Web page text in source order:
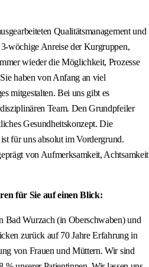
Qualitätsmanagement und
wöchige Anreise der Kurgruppen,
wieder die Möglichkeit, Prozesse
haben von Anfang an viel
mitgestalten. Bei uns gibt es
Team. Den Grundpfeiler
Gesundheitskonzept. Die
für uns absolut im Vordergrund.
von Aufmerksamkeit, Achtsamkeit
für Sie auf einen Blick:
Wurzach (in Oberschwaben) und
zurück auf 70 Jahre Erfahrung in
von Frauen und Müttern. Wir sind